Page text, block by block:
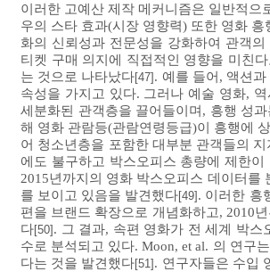
이러한 고예산 제작 메커니즘은 일반적
우의 스타 효과(시장 영향력) 또한 영화
화의 신뢰성과 전문성을 강화하여 관객
티켓 구매 의지에 직접적인 영향을 미친
는 것으로 나타났다[47] . 예를 들어, 액션
속성을 가지고 있다. 그러나 예술 영화,
세분화된 관객층을 끌어들이며, 흥행 성
해 영화 관람등(관람연령등급)이 흥행에
어 청소년층을 포함한 대부분 관객들의
에도 불구하고 박스오피스 총량에 제한
2015년까지의 영화 박스오피스 데이터
를 보이고 있음을 발견했다[49] . 이러한 흥
편을 브랜드 확장으로 개념화하고, 2010
다[50] . 그 결과, 속편 영화가 전 세계 박스
수로 분석되고 있다. Moon, et al. 의 연구
다는 것을 발견했다[51] . 연구자들은 수입